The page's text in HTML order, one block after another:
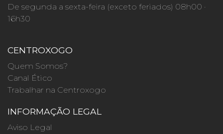
De segunda a sexta-feira (exceto feriados) 08h00 ·
16h30
CENTROXOGO
Quem Somos?
Canal Ético
Trabalhar na Centroxogo
INFORMAÇÃO LEGAL
Aviso Legal